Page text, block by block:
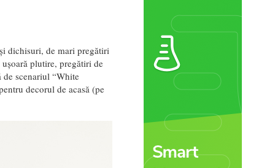
dichisuri, de mari pregătiri
plutire, pregătiri de
scenariul “White
decorul de acasă (pe